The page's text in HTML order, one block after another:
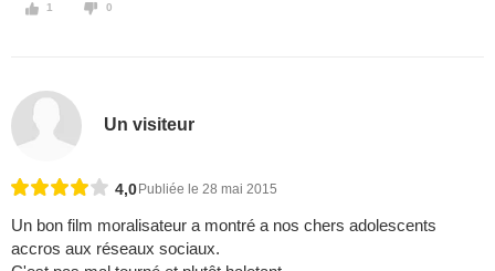
1 0
Un visiteur
4,0 Publiée le 28 mai 2015
Un bon film moralisateur a montré a nos chers adolescents
accros aux réseaux sociaux.